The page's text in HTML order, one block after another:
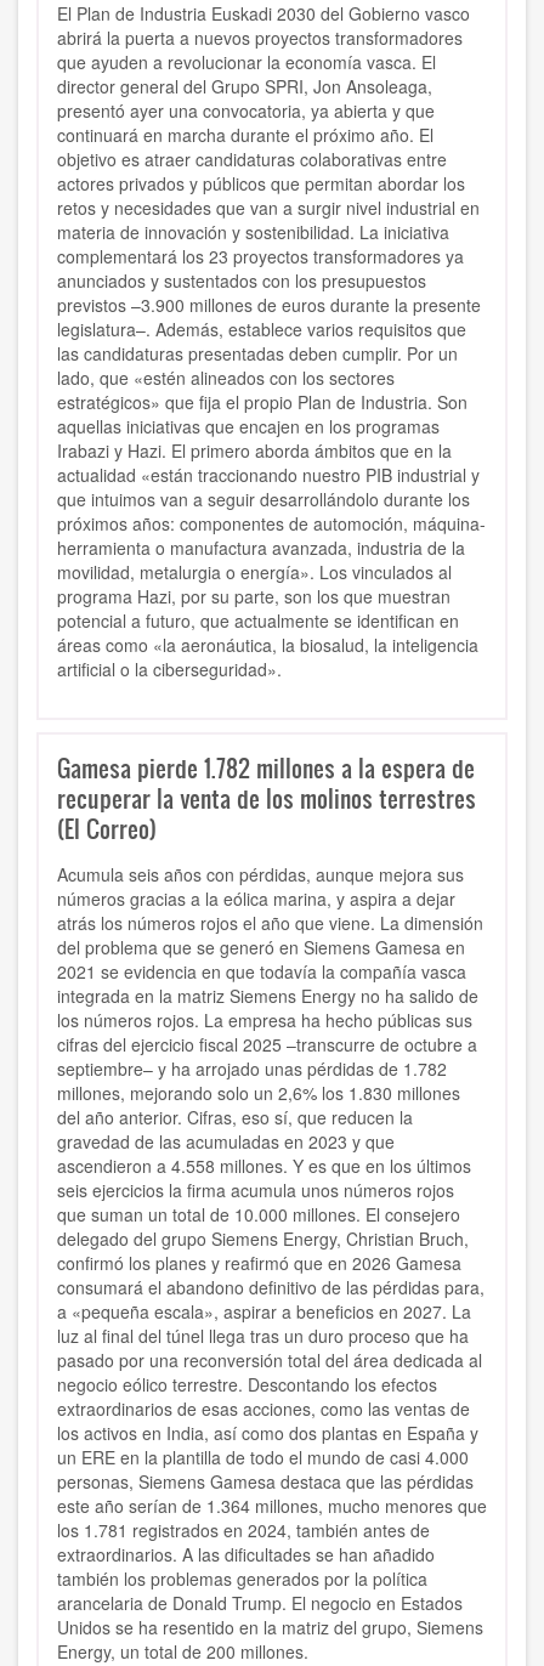
El Plan de Industria Euskadi 2030 del Gobierno vasco
abrirá la puerta a nuevos proyectos transformadores
que ayuden a revolucionar la economía vasca. El
director general del Grupo SPRI, Jon Ansoleaga,
presentó ayer una convocatoria, ya abierta y que
continuará en marcha durante el próximo año. El
objetivo es atraer candidaturas colaborativas entre
actores privados y públicos que permitan abordar los
retos y necesidades que van a surgir nivel industrial en
materia de innovación y sostenibilidad. La iniciativa
complementará los 23 proyectos transformadores ya
anunciados y sustentados con los presupuestos
previstos –3.900 millones de euros durante la presente
legislatura–. Además, establece varios requisitos que
las candidaturas presentadas deben cumplir. Por un
lado, que «estén alineados con los sectores
estratégicos» que fija el propio Plan de Industria. Son
aquellas iniciativas que encajen en los programas
Irabazi y Hazi. El primero aborda ámbitos que en la
actualidad «están traccionando nuestro PIB industrial y
que intuimos van a seguir desarrollándolo durante los
próximos años: componentes de automoción, máquina-
herramienta o manufactura avanzada, industria de la
movilidad, metalurgia o energía». Los vinculados al
programa Hazi, por su parte, son los que muestran
potencial a futuro, que actualmente se identifican en
áreas como «la aeronáutica, la biosalud, la inteligencia
artificial o la ciberseguridad».
Gamesa pierde 1.782 millones a la espera de
recuperar la venta de los molinos terrestres
(El Correo)
Acumula seis años con pérdidas, aunque mejora sus
números gracias a la eólica marina, y aspira a dejar
atrás los números rojos el año que viene. La dimensión
del problema que se generó en Siemens Gamesa en
2021 se evidencia en que todavía la compañía vasca
integrada en la matriz Siemens Energy no ha salido de
los números rojos. La empresa ha hecho públicas sus
cifras del ejercicio fiscal 2025 –transcurre de octubre a
septiembre– y ha arrojado unas pérdidas de 1.782
millones, mejorando solo un 2,6% los 1.830 millones
del año anterior. Cifras, eso sí, que reducen la
gravedad de las acumuladas en 2023 y que
ascendieron a 4.558 millones. Y es que en los últimos
seis ejercicios la firma acumula unos números rojos
que suman un total de 10.000 millones. El consejero
delegado del grupo Siemens Energy, Christian Bruch,
confirmó los planes y reafirmó que en 2026 Gamesa
consumará el abandono definitivo de las pérdidas para,
a «pequeña escala», aspirar a beneficios en 2027. La
luz al final del túnel llega tras un duro proceso que ha
pasado por una reconversión total del área dedicada al
negocio eólico terrestre. Descontando los efectos
extraordinarios de esas acciones, como las ventas de
los activos en India, así como dos plantas en España y
un ERE en la plantilla de todo el mundo de casi 4.000
personas, Siemens Gamesa destaca que las pérdidas
este año serían de 1.364 millones, mucho menores que
los 1.781 registrados en 2024, también antes de
extraordinarios. A las dificultades se han añadido
también los problemas generados por la política
arancelaria de Donald Trump. El negocio en Estados
Unidos se ha resentido en la matriz del grupo, Siemens
Energy, un total de 200 millones.